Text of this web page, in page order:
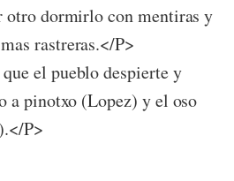
otro dormirlo con mentiras y
rastreras.</P>
el pueblo despierte y
a pinotxo (Lopez) y el oso
P>